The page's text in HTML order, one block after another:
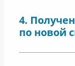
по новой